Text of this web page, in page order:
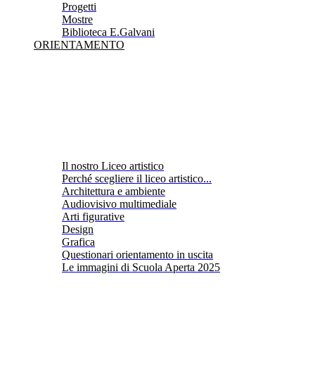
Progetti
Mostre
Biblioteca E.Galvani
ORIENTAMENTO
Il nostro Liceo artistico
Perché scegliere il liceo artistico...
Architettura e ambiente
Audiovisivo multimediale
Arti figurative
Design
Grafica
Questionari orientamento in uscita
Le immagini di Scuola Aperta 2025